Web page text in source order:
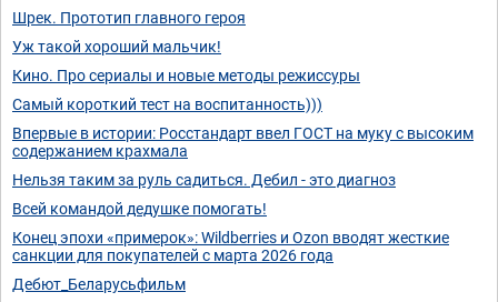
Шрек. Прототип главного героя
Уж такой хороший мальчик!
Кино. Про сериалы и новые методы режиссуры
Самый короткий тест на воспитанность)))
Впервые в истории: Росстандарт ввел ГОСТ на муку с высоким
содержанием крахмала
Нельзя таким за руль садиться. Дебил - это диагноз
Всей командой дедушке помогать!
Конец эпохи «примерок»: Wildberries и Ozon вводят жесткие
санкции для покупателей с марта 2026 года
Дебют_Беларусьфильм